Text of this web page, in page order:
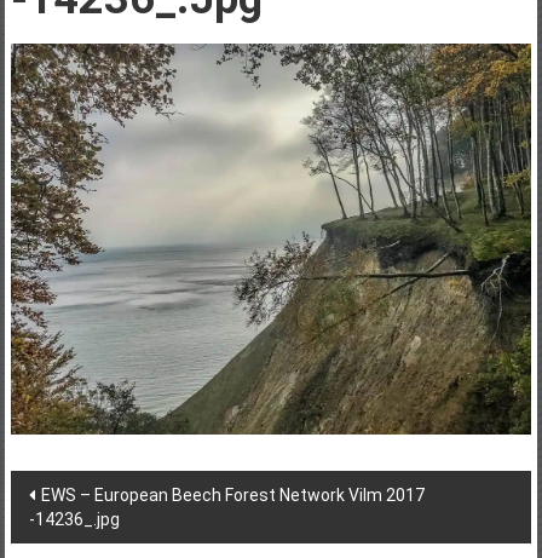
Post
navigation
EWS – European Beech Forest Network Vilm 2017
-14236_.jpg